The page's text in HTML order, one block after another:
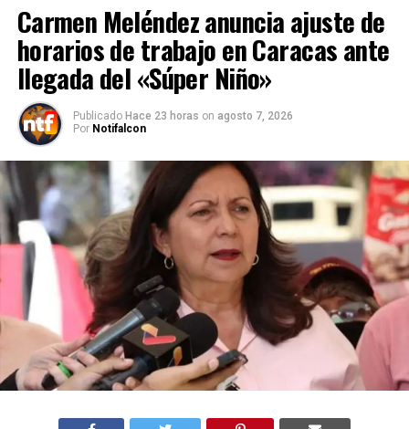
Carmen Meléndez anuncia ajuste de
horarios de trabajo en Caracas ante
llegada del «Súper Niño»
Publicado Hace 23 horas on agosto 7, 2026
Por Notifalcon